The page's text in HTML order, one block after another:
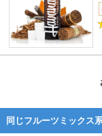
同じフルーツミックス